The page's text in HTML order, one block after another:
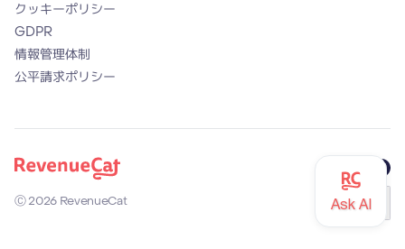
クッキーポリシー
GDPR
情報管理体制
公平請求ポリシー
X
Ⓒ2026 RevenueCat 日本語